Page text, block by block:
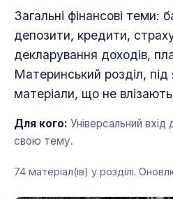
Загальні фінансові теми:
депозити, кредити,
декларування доходів,
Материнський розділ,
матеріали, що не
Для кого: Універсальний
свою тему.
74 матеріал(ів) у розділі.